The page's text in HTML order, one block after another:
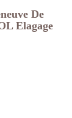
De
Elagage